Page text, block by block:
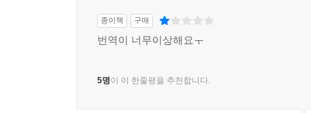
종이책 구매
번역이 너무이상해요ㅜ
5명이 이 한줄평을 추천합니다.